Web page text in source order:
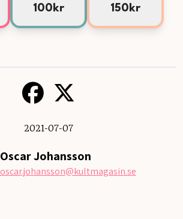
100kr 150kr
2021-07-07
Oscar Johansson
oscar.johansson@kultmagasin.se